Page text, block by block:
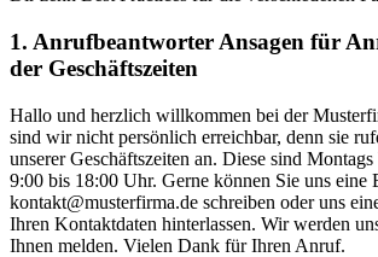
1. Anrufbeantworter Ansagen für
der Geschäftszeiten
Hallo und herzlich willkommen bei der
sind wir nicht persönlich erreichbar, denn sie
unserer Geschäftszeiten an. Diese sind
9:00 bis 18:00 Uhr. Gerne können Sie uns eine
kontakt@musterfirma.de schreiben oder uns
Ihren Kontaktdaten hinterlassen. Wir werden
Ihnen melden. Vielen Dank für Ihren Anruf.